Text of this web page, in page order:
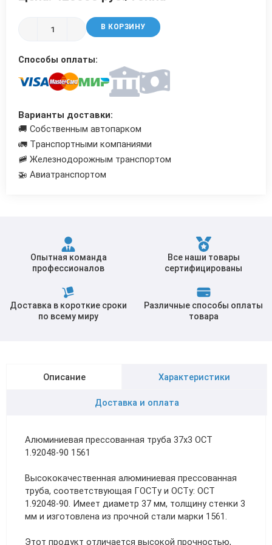
В КОРЗИНУ
Способы оплаты:
Варианты доставки:
🚚 Собственным автопарком
🚛 Транспортными компаниями
🚞 Железнодорожным транспортом
🚁 Авиатранспортом
Опытная команда
профессионалов
Все наши товары
сертифицированы
Доставка в короткие сроки
по всему миру
Различные способы оплаты
товара
Описание Характеристики
Доставка и оплата
Алюминиевая прессованная труба 37х3 ОСТ
1.92048-90 1561
Высококачественная алюминиевая прессованная
труба, соответствующая ГОСТу и ОСТу: ОСТ
1.92048-90. Имеет диаметр 37 мм, толщину стенки 3
мм и изготовлена из прочной стали марки 1561.
Этот продукт отличается высокой прочностью,
Трубы в ВУС изоляции